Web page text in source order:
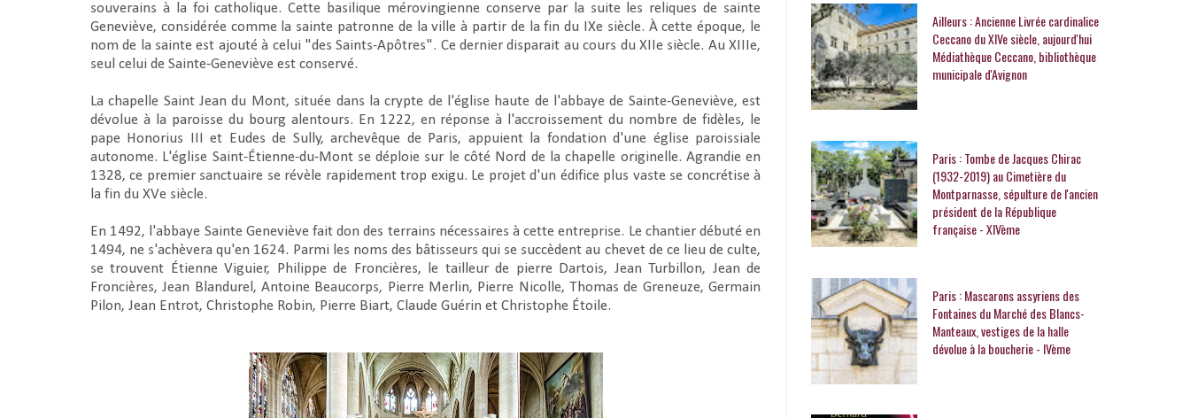
souverains à la foi catholique. Cette basilique mérovingienne conserve par la suite les reliques de sainte
Geneviève, considérée comme la sainte patronne de la ville à partir de la fin du IXe siècle. À cette époque, le
nom de la sainte est ajouté à celui "des Saints-Apôtres". Ce dernier disparait au cours du XIIe siècle. Au XIIIe,
seul celui de Sainte-Geneviève est conservé.
La chapelle Saint Jean du Mont, située dans la crypte de l'église haute de l'abbaye de Sainte-Geneviève, est
dévolue à la paroisse du bourg alentours. En 1222, en réponse à l'accroissement du nombre de fidèles, le
pape Honorius III et Eudes de Sully, archevêque de Paris, appuient la fondation d'une église paroissiale
autonome. L'église Saint-Étienne-du-Mont se déploie sur le côté Nord de la chapelle originelle. Agrandie en
1328, ce premier sanctuaire se révèle rapidement trop exigu. Le projet d'un édifice plus vaste se concrétise à
la fin du XVe siècle.
En 1492, l'abbaye Sainte Geneviève fait don des terrains nécessaires à cette entreprise. Le chantier débuté en
1494, ne s'achèvera qu'en 1624. Parmi les noms des bâtisseurs qui se succèdent au chevet de ce lieu de culte,
se trouvent Étienne Viguier, Philippe de Froncières, le tailleur de pierre Dartois, Jean Turbillon, Jean de
Froncières, Jean Blandurel, Antoine Beaucorps, Pierre Merlin, Pierre Nicolle, Thomas de Greneuze, Germain
Pilon, Jean Entrot, Christophe Robin, Pierre Biart, Claude Guérin et Christophe Étoile.
Ailleurs : Ancienne Livrée cardinalice
Ceccano du XIVe siècle, aujourd'hui
Médiathèque Ceccano, bibliothèque
municipale d'Avignon
Paris : Tombe de Jacques Chirac
(1932-2019) au Cimetière du
Montparnasse, sépulture de l'ancien
président de la République
française - XIVème
Paris : Mascarons assyriens des
Fontaines du Marché des Blancs-
Manteaux, vestiges de la halle
dévolue à la boucherie - IVème